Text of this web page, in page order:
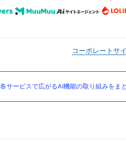
コーポレートサ
サービスで広がるAI機能の取り組みをま